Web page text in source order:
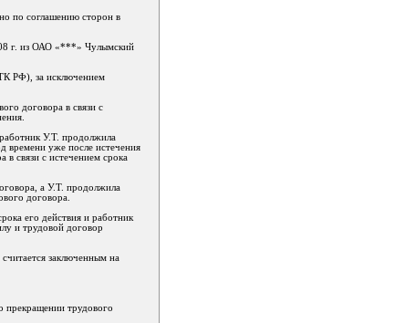
по соглашению сторон в
г. из ОАО «***» Чулымский
РФ), за исключением
договора в связи с
У.Т. продолжила
времени уже после истечения
в связи с истечением срока
а У.Т. продолжила
договора.
его действия и работник
и трудовой договор
заключенным на
прекращении трудового